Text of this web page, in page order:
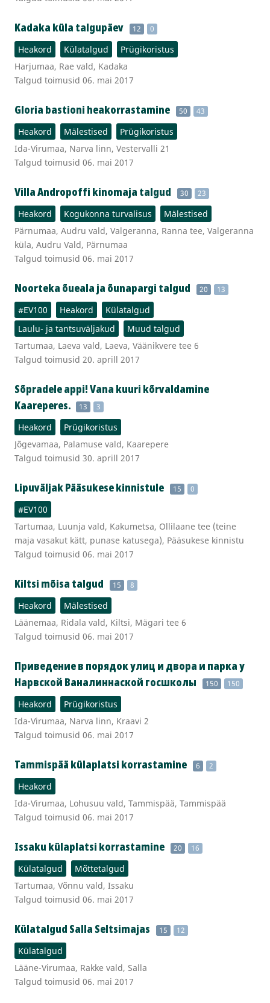
Kadaka küla talgupäev 12 0
Heakord Külatalgud
Prügikoristus
Harjumaa, Rae vald, Kadaka
Talgud toimusid 06. mai 2017
Gloria bastioni heakorrastamine 50 43
Heakord Mälestised
Prügikoristus
Ida-Virumaa, Narva linn, Vestervalli 21
Talgud toimusid 06. mai 2017
Villa Andropoffi kinomaja talgud 30 23
Heakord Kogukonna turvalisus
Mälestised
Pärnumaa, Audru vald, Valgeranna, Ranna tee, Valgeranna
küla, Audru Vald, Pärnumaa
Talgud toimusid 06. mai 2017
Noorteka õueala ja õunapargi talgud 20 13
#EV100 Heakord
Külatalgud
Laulu- ja tantsuväljakud
Muud talgud
Tartumaa, Laeva vald, Laeva, Väänikvere tee 6
Talgud toimusid 20. aprill 2017
Sõpradele appi! Vana kuuri kõrvaldamine
Kaareperes.
13 3
Heakord
Prügikoristus
Jõgevamaa, Palamuse vald, Kaarepere
Talgud toimusid 30. aprill 2017
Lipuväljak Pääsukese kinnistule 15 0
#EV100
Tartumaa, Luunja vald, Kakumetsa, Ollilaane tee (teine
maja vasakut kätt, punase katusega), Pääsukese kinnistu
Talgud toimusid 06. mai 2017
Kiltsi mõisa talgud 15 8
Heakord
Mälestised
Läänemaa, Ridala vald, Kiltsi, Mägari tee 6
Talgud toimusid 06. mai 2017
Приведение в порядок улиц и двора и парка у
Нарвской Ваналиннаской госшколы
150 150
Heakord
Prügikoristus
Ida-Virumaa, Narva linn, Kraavi 2
Talgud toimusid 06. mai 2017
Tammispää külaplatsi korrastamine 6 2
Heakord
Ida-Virumaa, Lohusuu vald, Tammispää, Tammispää
Talgud toimusid 06. mai 2017
Issaku külaplatsi korrastamine 20 16
Külatalgud
Mõttetalgud
Tartumaa, Võnnu vald, Issaku
Talgud toimusid 06. mai 2017
Külatalgud Salla Seltsimajas 15 12
Külatalgud
Lääne-Virumaa, Rakke vald, Salla
Talgud toimusid 06. mai 2017